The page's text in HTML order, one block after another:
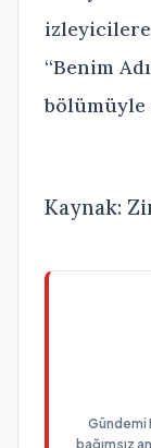
“Benim
Kaynak:
Gündemi
bağımsız